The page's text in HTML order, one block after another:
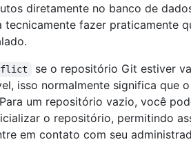
diretamente no banco de
fazer praticamente
se o repositório Git estiver
isso normalmente significa que
um repositório vazio, você
o repositório, permitindo
em contato com seu